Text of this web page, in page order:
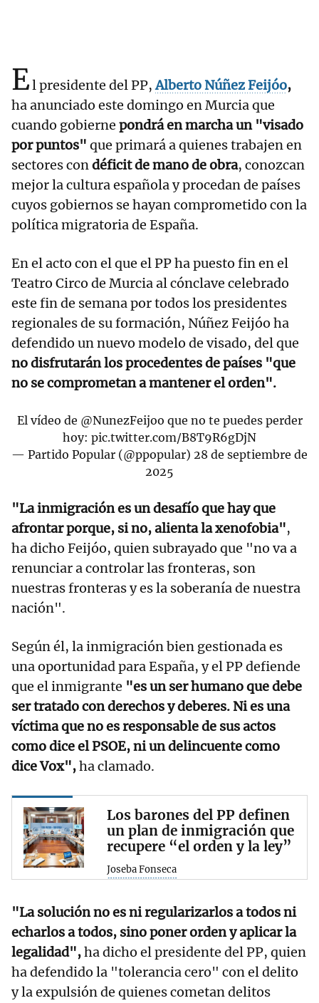
El presidente del PP, Alberto Núñez Feijóo,
ha anunciado este domingo en Murcia que
cuando gobierne pondrá en marcha un "visado
por puntos" que primará a quienes trabajen en
sectores condéficit de mano de obra, conozcan
mejor la cultura española y procedan de países
cuyos gobiernos se hayan comprometido con la
política migratoria de España.
En el acto con el que el PP ha puesto fin en el
Teatro Circo de Murcia al cónclave celebrado
este fin de semana por todos los presidentes
regionales de su formación, Núñez Feijóo ha
defendido un nuevo modelo de visado, del que
no disfrutarán los procedentes de países "que
no se comprometan a mantener el orden".
El vídeo de @NunezFeijoo que no te puedes perder
hoy: pic.twitter.com/B8T9R6gDjN
— Partido Popular (@ppopular) 28 de septiembre de
2025
"La inmigración es un desafío que hay que
afrontar porque, si no, alienta la xenofobia",
ha dicho Feijóo, quien subrayado que "no va a
renunciar a controlar las fronteras, son
nuestras fronteras y es la soberanía de nuestra
nación".
Según él, la inmigración bien gestionada es
una oportunidad para España, y el PP defiende
que el inmigrante "es un ser humano que debe
ser tratado con derechos y deberes. Ni es una
víctima que no es responsable de sus actos
como dice el PSOE, ni un delincuente como
dice Vox",ha clamado.
Los barones del PP definen
un plan de inmigración que
recupere “el orden y la ley”
Joseba Fonseca
"La solución no es ni regularizarlos a todos ni
echarlos a todos, sino poner orden y aplicar la
legalidad",ha dicho el presidente del PP, quien
ha defendido la "tolerancia cero" con el delito
y la expulsión de quienes cometan delitos